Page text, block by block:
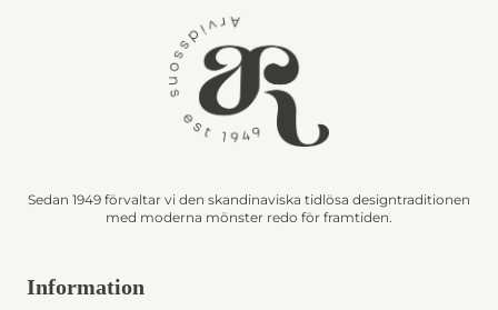
Sedan 1949 förvaltar vi den skandinaviska tidlösa designtraditionen
med moderna mönster redo för framtiden.
Information